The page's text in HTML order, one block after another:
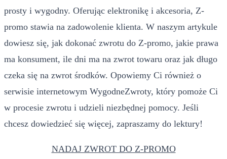
prosty i wygodny. Oferując elektronikę i akcesoria, Z-
promo stawia na zadowolenie klienta. W naszym artykule
dowiesz się, jak dokonać zwrotu do Z-promo, jakie prawa
ma konsument, ile dni ma na zwrot towaru oraz jak długo
czeka się na zwrot środków. Opowiemy Ci również o
serwisie internetowym WygodneZwroty, który pomoże Ci
w procesie zwrotu i udzieli niezbędnej pomocy. Jeśli
chcesz dowiedzieć się więcej, zapraszamy do lektury!
NADAJ ZWROT DO Z-PROMO